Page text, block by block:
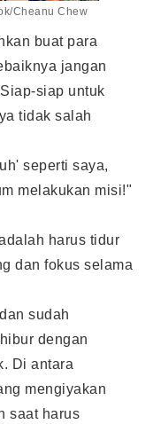
Cheanu Chew
buat para
jangan
siap untuk
tidak salah
seperti saya,
melakukan misi!"
harus tidur
dan fokus selama
sudah
dengan
Di antara
mengiyakan
saat harus